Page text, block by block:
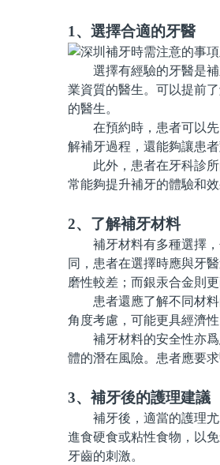
1、選擇合適的牙醫
選擇有經驗的牙醫是補
業資質的醫生。可以提前
的醫生。
在預約時，患者可以先
解補牙過程，還能夠讓患
此外，患者在牙科診所
常能夠提升補牙的體驗和效
2、了解補牙材料
補牙材料有多種選擇，
同，患者在選擇時應與牙
磨性較差；而銀汞合金則
患者還應了解不同材料
角度考慮，可能更具經濟
補牙材料的安全性亦爲
體的潛在風險。患者應要
3、補牙後的護理建議
補牙後，適當的護理尤
進食硬食或粘性食物，以
牙齒的刺激。